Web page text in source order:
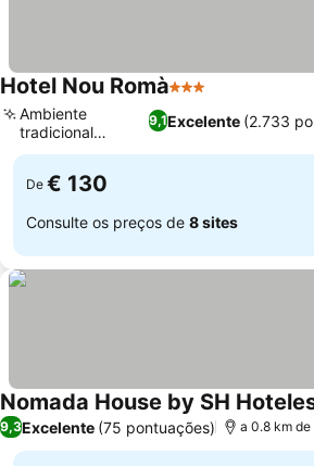
Hotel Nou Romà3 Estrelas
9,1Excelente (2.733
Ambiente
tradicional
espanhol
De € 130
Consulte os preços de 8 sites
Nomada House by SH
9,3Excelente (75 pontuações) a 0.8 km de